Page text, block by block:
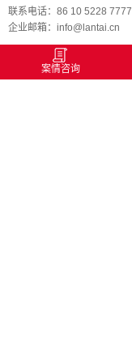
联系电话：86 10 5228 7777
企业邮箱：info@lantai.cn
案情咨询